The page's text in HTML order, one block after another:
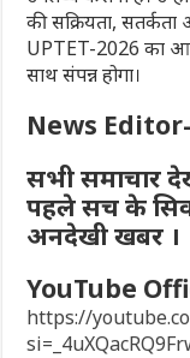
की सक्रियता,
UPTET-2026 का
साथ संपन्न होगा।
News
सभी समाचार
पहले सच के सिवा
अनदेखी खबर ।
YouTube
https://